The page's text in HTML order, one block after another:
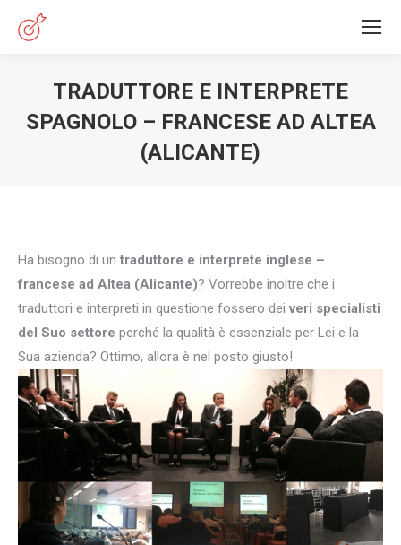
TRADUTTORE E INTERPRETE
SPAGNOLO – FRANCESE AD ALTEA
(ALICANTE)
Ha bisogno di un traduttore e interprete inglese –
francese ad Altea (Alicante)? Vorrebbe inoltre che i
traduttori e interpreti in questione fossero dei veri specialisti
del Suo settore perché la qualità è essenziale per Lei e la
Sua azienda? Ottimo, allora è nel posto giusto!